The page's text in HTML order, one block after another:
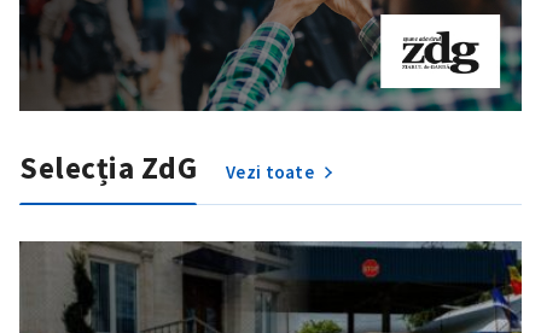
Selecția ZdG Vezi toate